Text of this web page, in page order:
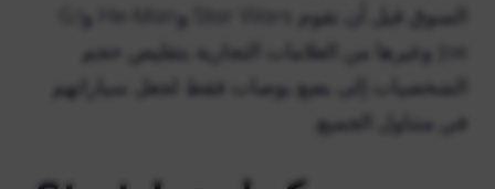
Joe وغيرها من العلامات التجارية بتقليص حجم
الشخصيات إلى بضع بوصات فقط لجعل سياراتهم
في متناول الجميع.